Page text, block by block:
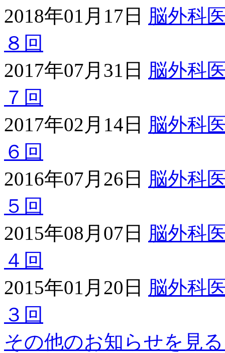
2018年01月17日 脳外科
８回
2017年07月31日 脳外科
７回
2017年02月14日 脳外科
６回
2016年07月26日 脳外科
５回
2015年08月07日 脳外科
４回
2015年01月20日 脳外科
３回
その他のお知らせを見